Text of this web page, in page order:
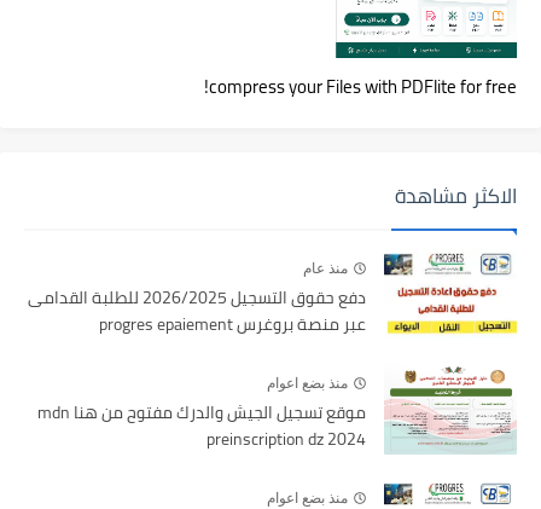
compress your Files with PDFlite for free!
الاكثر مشاهدة
منذ عام
دفع حقوق التسجيل 2026/2025 للطلبة القدامى
عبر منصة بروغرس progres epaiement
منذ بضع اعوام
موقع تسجيل الجيش والدرك مفتوح من هنا mdn
preinscription dz 2024
منذ بضع اعوام